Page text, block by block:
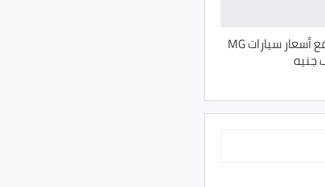
المنصور للسيارات ترفع أسعار سيارات MG